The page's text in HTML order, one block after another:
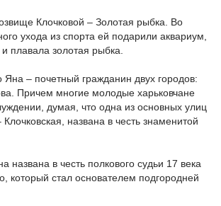
Клочковой – Золотая рыбка. Во
ухода из спорта ей подарили аквариум,
плавала золотая рыбка.
Яна – почетный гражданин двух городов:
Причем многие молодые харьковчане
думая, что одна из основных улиц
названа в честь знаменитой
названа в честь полкового судьи 17 века
который стал основателем подгородней